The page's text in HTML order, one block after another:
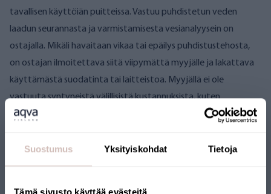
Suostumus Yksityiskohdat Tietoja
Tämä sivusto käyttää evästeitä
tavallisen käyttöiän puitteissa. Vastuu puhdistetun veden
laadun seurannasta ja varmistamisesta vesianalyysein on
ostajalla. Mikäli havaitaan vikaa tai epäilys puhdistustehosta,
on ostajan ilmoitettava siitä viipymättä myyjälle ja lakattava
käyttämästä suodatinta tai laitteistoa. Myyjällä ei ole
vastuuta syntyneistä välillisistä kustannuksista, kuten
terveystarkastuksista tai lääkärikäynneistä.
puutteellisesti tulkituista analyysituloksista, joiden seurauksena
luvattua puhdistustulosta ei voida saavuttaa. Myyjä pyrkii